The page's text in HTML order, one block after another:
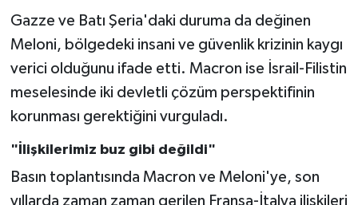
Gazze ve Batı Şeria'daki duruma da değinen
Meloni, bölgedeki insani ve güvenlik krizinin kaygı
verici olduğunu ifade etti. Macron ise İsrail-Filistin
meselesinde iki devletli çözüm perspektifinin
korunması gerektiğini vurguladı.
"İlişkilerimiz buz gibi değildi"
Basın toplantısında Macron ve Meloni'ye, son
yıllarda zaman zaman gerilen Fransa-İtalya ilişkileri